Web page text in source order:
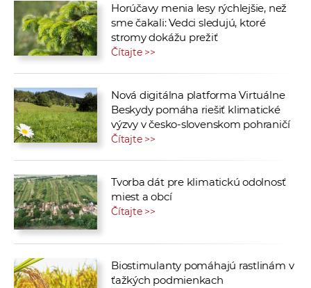
Horúčavy menia lesy rýchlejšie, než
sme čakali: Vedci sledujú, ktoré
stromy dokážu prežiť
Čítajte >>
Nová digitálna platforma Virtuálne
Beskydy pomáha riešiť klimatické
výzvy v česko-slovenskom pohraničí
Čítajte >>
Tvorba dát pre klimatickú odolnosť
miest a obcí
Čítajte >>
Biostimulanty pomáhajú rastlinám v
ťažkých podmienkach